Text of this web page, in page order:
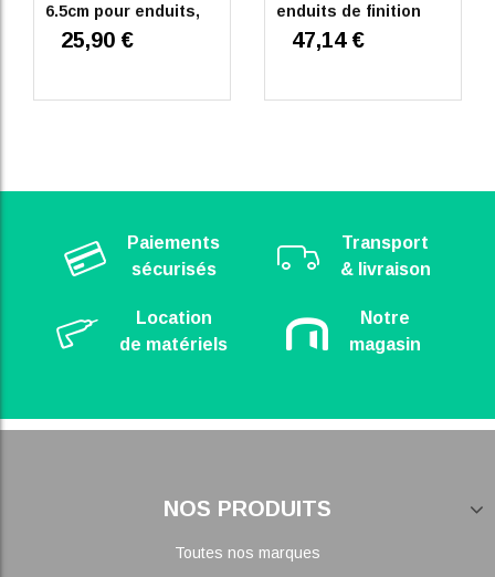
6.5cm pour enduits,
platres et ciments
25,90 €
enduits de finition
47,14 €
Paiements
sécurisés
Transport
& livraison
Location
de matériels
Notre
magasin
NOS PRODUITS
Toutes nos marques